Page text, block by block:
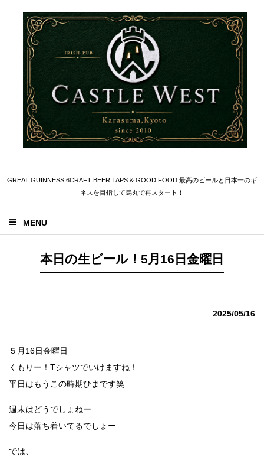
GREAT GUINNESS 6CRAFT BEER TAPS & GOOD FOOD 最高のビールと日本一のギ
ネスを目指して烏丸で再スタート！
MENU
本日の生ビール！5月16日金曜日
2025/05/16
５月16日金曜日
くもりー！Tシャツでいけますね！
平日はもうこの時期ひまです笑
週末はどうでしょねー
今日は落ち着いてるでしょー
では、